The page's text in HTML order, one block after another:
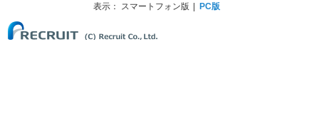
表示： スマートフォン版 PC版